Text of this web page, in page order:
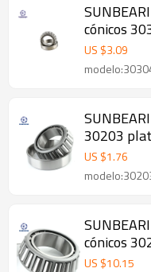
cónicos
Acero
US $3.09
30203
cromado
US $1.76
cónicos
Acero
US $10.15